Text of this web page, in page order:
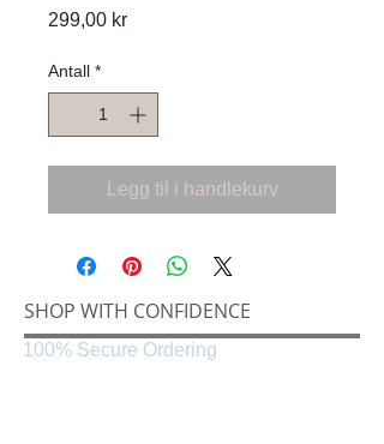
299,00 krPris
Antall *
Legg til i handlekurv
SHOP WITH CONFIDENCE
100% Secure Ordering